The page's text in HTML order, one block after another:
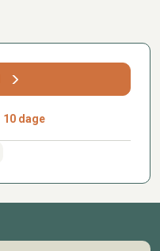
10 dage